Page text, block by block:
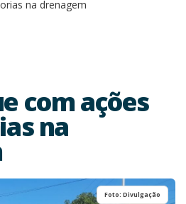
na drenagem
com ações
na
Foto: Divulgação